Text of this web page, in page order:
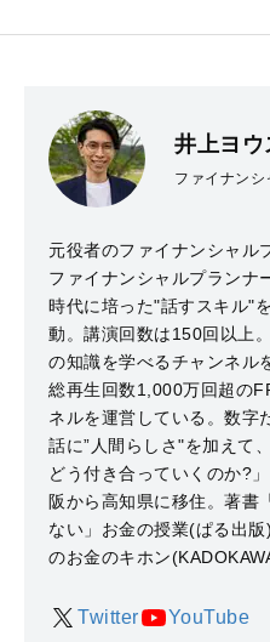
井上ヨウ
ファイナンシ
元役者のファイナンシャル
ファイナンシャルプランナ
時代に培った"話すスキル"
動。講演回数は150回以上
の知識を学べるチャンネル
総再生回数1,000万回超の
ネルを運営している。数字
話に”人間らしさ"を加えて
どう付き合っていくのか?
阪から高知県に移住。著書
ない」お金の授業(ぱる出
のお金のキホン
Twitter YouTube